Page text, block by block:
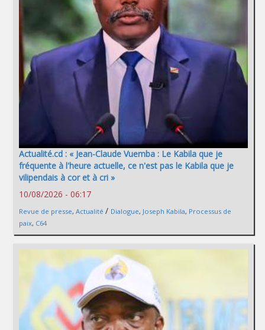
Actualité.cd : « Jean-Claude Vuemba : Le Kabila que je
fréquente à l'heure actuelle, ce n'est pas le Kabila que je
vilipendais à cor et à cri »
10/08/2026 - 06:17
Revue de presse, Actualité / Dialogue, Joseph Kabila, Processus de
paix, C64